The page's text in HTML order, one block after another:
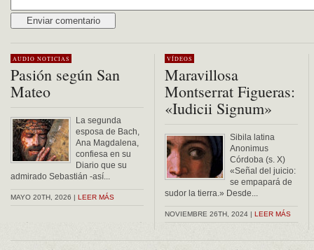
AUDIO NOTICIAS
Pasión según San
Mateo
La segunda
esposa de Bach,
Ana Magdalena,
confiesa en su
Diario que su
admirado Sebastián -así...
MAYO 20TH, 2026 | LEER MÁS
VÍDEOS
Maravillosa
Montserrat Figueras:
«Iudicii Signum»
Sibila latina
Anonimus
Córdoba (s. X)
«Señal del juicio:
se empapará de
sudor la tierra.» Desde...
NOVIEMBRE 26TH, 2024 | LEER MÁS